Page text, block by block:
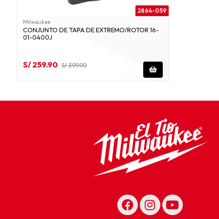
2864-059
Milwaukee
CONJUNTO DE TAPA DE EXTREMO/ROTOR 16-
01-0400J
S/ 259.90 S/ 399.90